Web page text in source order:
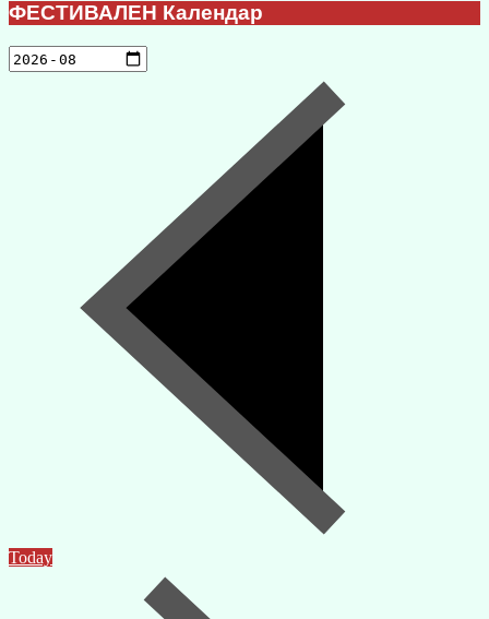
ФЕСТИВАЛЕН Календар
Today